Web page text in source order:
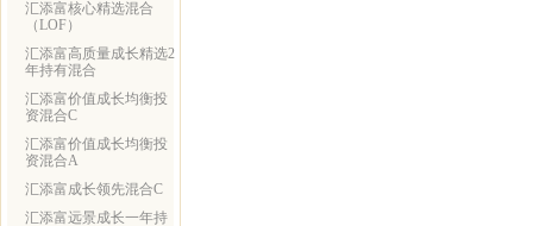
汇添富核心精选混合
（LOF）
汇添富高质量成长精选2
年持有混合
汇添富价值成长均衡投
资混合C
汇添富价值成长均衡投
资混合A
汇添富成长领先混合C
汇添富远景成长一年持